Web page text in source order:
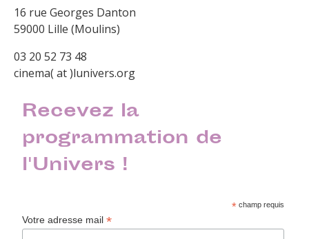
16 rue Georges Danton
59000 Lille (Moulins)
03 20 52 73 48
cinema( at )lunivers.org
Recevez la
programmation de
l'Univers !
* champ requis
Votre adresse mail*